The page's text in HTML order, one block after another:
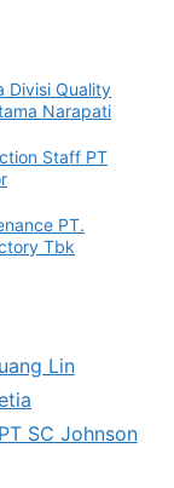
Divisi Quality
Narapati
Staff PT
PT.
Tbk
Lin
SC Johnson